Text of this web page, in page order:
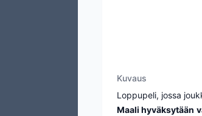
Kuvaus
Loppupeli, jossa
Maali hyväksytään